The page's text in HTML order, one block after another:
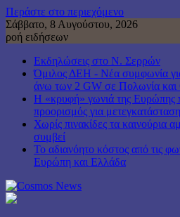
Περάστε στο περιεχόμενο
Σάββατο, 8 Αυγούστου, 2026
ροή ειδήσεων
Εκδηλώσεις στο Ν. Σερρών
Όμιλος ΔΕΗ - Νέα συμφωνία
άνω των 2 GW σε Πολωνία και
Η «κρυφή» γωνιά της Ευρώπης
προορισμός για μετεγκατάσταση
Χωρίς πινακίδες τα καινούρια
συμβεί
Το αδιανόητο κόστος από τις
Ευρώπη και Ελλάδα